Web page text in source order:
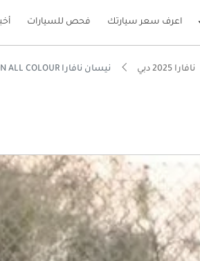
اعرف سعر سيارتك فحص للسيارات
نافارا 2025 دبي نيسان نافارا PRO4X FULL OPTION ALL COLOUR ....